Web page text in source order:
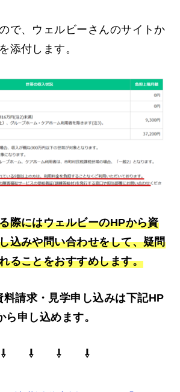
で、ウェルビーさんのサイトか
添付します。
際にはウェルビーのHPから資
込みや問い合わせをして、疑問
ることをおすすめします。
料請求・見学申し込みは下記HP
ら申し込めます。
⇩ ⇩ ⇩ ⇩